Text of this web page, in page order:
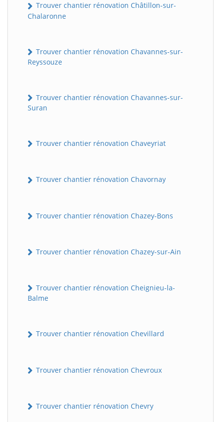
Trouver chantier rénovation Châtillon-sur-
Chalaronne
Trouver chantier rénovation Chavannes-sur-
Reyssouze
Trouver chantier rénovation Chavannes-sur-
Suran
Trouver chantier rénovation Chaveyriat
Trouver chantier rénovation Chavornay
Trouver chantier rénovation Chazey-Bons
Trouver chantier rénovation Chazey-sur-Ain
Trouver chantier rénovation Cheignieu-la-
Balme
Trouver chantier rénovation Chevillard
Trouver chantier rénovation Chevroux
Trouver chantier rénovation Chevry